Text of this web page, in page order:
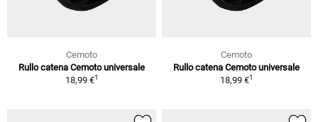
Cemoto
Rullo catena Cemoto universale
18,99 €1
Cemoto
Rullo catena Cemoto universale
18,99 €1